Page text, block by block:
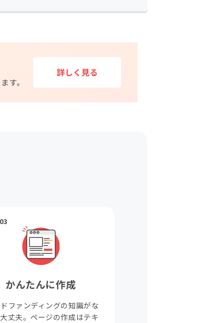
かんたんに作成
ファンディングの知識がな
丈夫。ページの作成はテキ